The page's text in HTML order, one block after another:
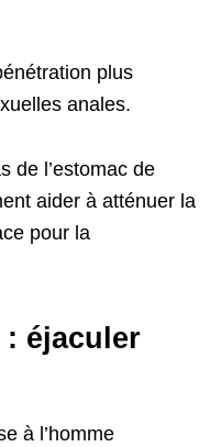
plus
anales.
de l’estomac de
aider à atténuer la
pour la
: éjaculer
à l’homme